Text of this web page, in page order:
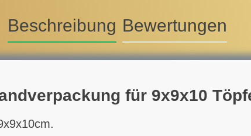
Beschreibung Bewertungen
für 9x9x10